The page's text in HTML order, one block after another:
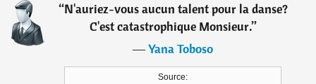
“N'auriez-vous aucun talent pour la danse?
C'est catastrophique Monsieur.”
―Yana Toboso
Source: